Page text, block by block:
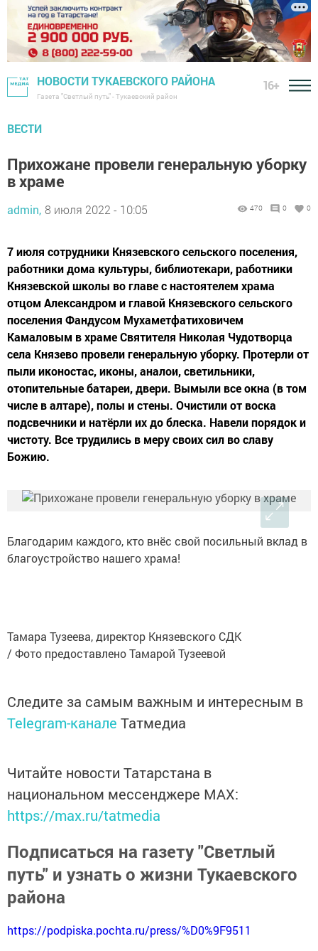
НОВОСТИ ТУКАЕВСКОГО РАЙОНА
Газета "Светлый путь" - Тукаевский район
16+
ВЕСТИ
Прихожане провели генеральную уборку
в храме
admin, 8 июля 2022 - 10:05 470 0 0
7 июля сотрудники Князевского сельского поселения,
работники дома культуры, библиотекари, работники
Князевской школы во главе с настоятелем храма
отцом Александром и главой Князевского сельского
поселения Фандусом Мухаметфатиховичем
Камаловым в храме Святителя Николая Чудотворца
села Князево провели генеральную уборку. Протерли от
пыли иконостас, иконы, аналои, светильники,
отопительные батареи, двери. Вымыли все окна (в том
числе в алтаре), полы и стены. Очистили от воска
подсвечники и натёрли их до блеска. Навели порядок и
чистоту. Все трудились в меру своих сил во славу
Божию.
Благодарим каждого, кто внёс свой посильный вклад в
благоустройство нашего храма!
Тамара Тузеева, директор Князевского СДК
/ Фото предоставлено Тамарой Тузеевой
Следите за самым важным и интересным в
Telegram-канале Татмедиа
Читайте новости Татарстана в
национальном мессенджере MАХ:
https://max.ru/tatmedia
Подписаться на газету "Светлый
путь" и узнать о жизни Тукаевского
района
https://podpiska.pochta.ru/press/%D0%9F9511